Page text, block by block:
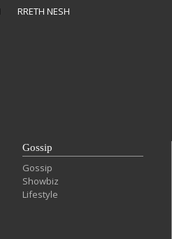
RRETH NESH
Gossip
Gossip
Showbiz
Lifestyle